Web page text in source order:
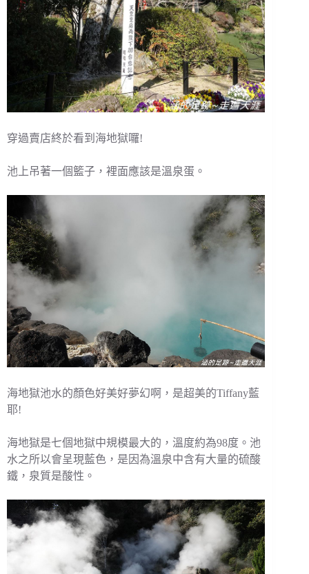
穿過賣店終於看到海地獄囉!
池上吊著一個籃子，裡面應該是溫泉蛋。
海地獄池水的顏色好美好夢幻啊，是超美的Tiffany藍
耶!
海地獄是七個地獄中規模最大的，溫度約為98度。池
水之所以會呈現藍色，是因為溫泉中含有大量的硫酸
鐵，泉質是酸性。